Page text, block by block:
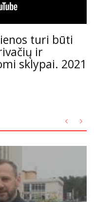
turi būti
ir
sklypai. 2021